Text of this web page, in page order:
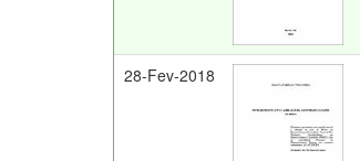
28-Fev-2018